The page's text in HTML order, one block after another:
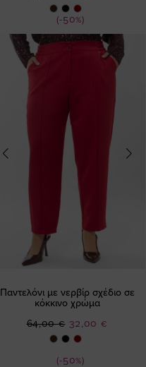
(-50%)
Τιμή
Παντελόνι με νερβίρ σχέδιο σε
κόκκινο χρώμα
(-50%)
Ειδική
Τιμή
32,00 €
64,00 €